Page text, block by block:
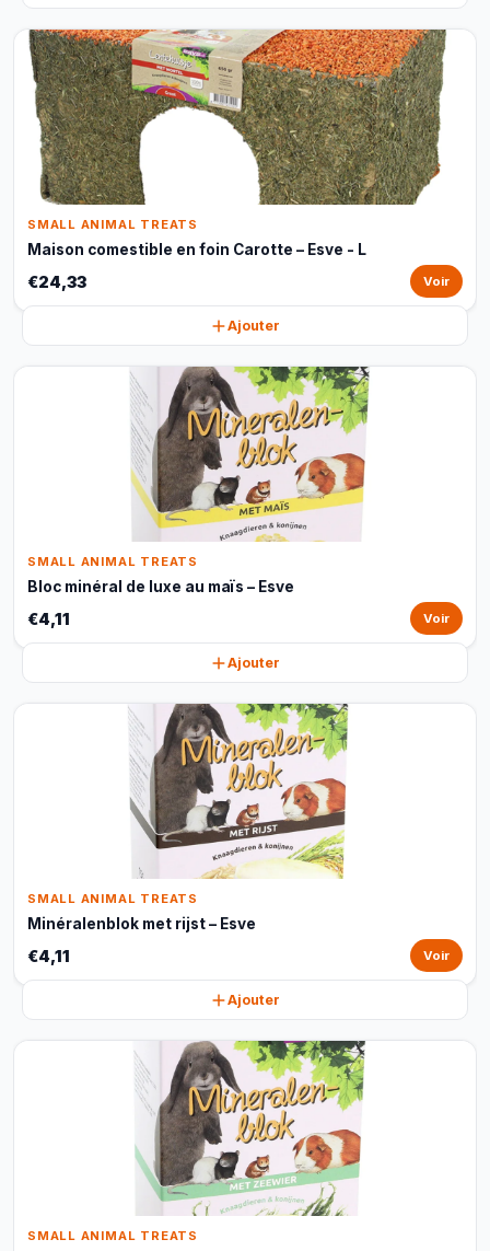
SMALL ANIMAL TREATS
Maison comestible en foin Carotte – Esve - L
€24,33 Voir
Ajouter
SMALL ANIMAL TREATS
Bloc minéral de luxe au maïs – Esve
€4,11 Voir
Ajouter
SMALL ANIMAL TREATS
Minéralenblok met rijst – Esve
€4,11 Voir
Ajouter
SMALL ANIMAL TREATS